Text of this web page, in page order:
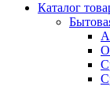
Каталог